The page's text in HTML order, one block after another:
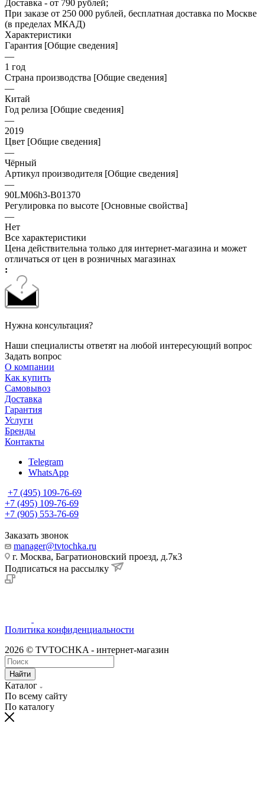
Доставка - от 790 рублей;
При заказе от 250 000 рублей, бесплатная доставка по Москве
(в пределах МКАД)
Характеристики
Гарантия [Общие сведения]
—
1 год
Страна производства [Общие сведения]
—
Китай
Год релиза [Общие сведения]
—
2019
Цвет [Общие сведения]
—
Чёрный
Артикул производителя [Общие сведения]
—
90LM06h3-B01370
Регулировка по высоте [Основные свойства]
—
Нет
Все характеристики
Цена действительна только для интернет-магазина и может
отличаться от цен в розничных магазинах
:
Нужна консультация?
Наши специалисты ответят на любой интересующий вопрос
Задать вопрос
О компании
Как купить
Самовывоз
Доставка
Гарантия
Услуги
Бренды
Контакты
Telegram
WhatsApp
+7 (495) 109-76-69
+7 (495) 109-76-69
+7 (905) 553-76-69
Заказать звонок
manager@tvtochka.ru
г. Москва, Багратионовский проезд, д.7к3
Подписаться на рассылку
Политика конфиденциальности
2026 © TVTOCHKA - интернет-магазин
Найти
Каталог
По всему сайту
По каталогу